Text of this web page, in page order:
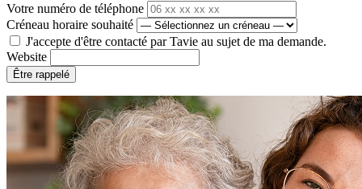
Votre numéro de téléphone
Créneau horaire souhaité
J'accepte d'être contacté par Tavie au sujet de ma demande.
Website
Être rappelé